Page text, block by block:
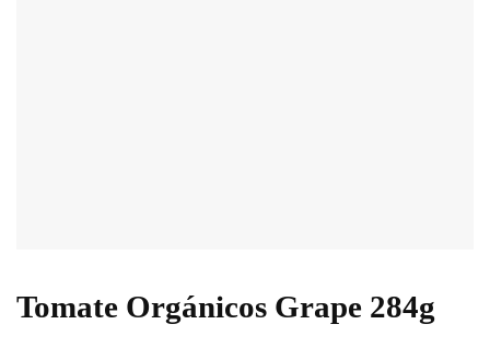
Tomate Orgánicos Grape 284g